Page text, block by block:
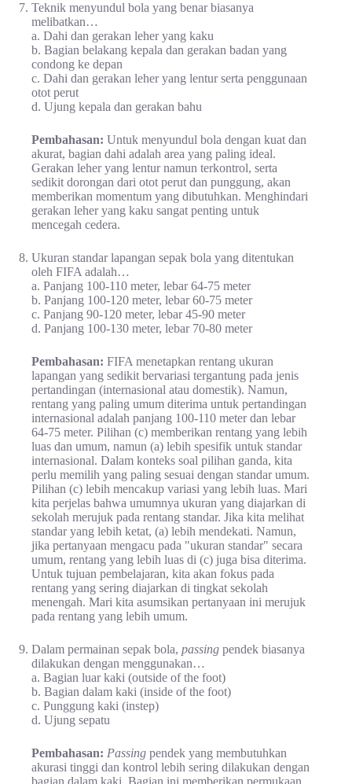
Teknik menyundul bola yang benar biasanya
melibatkan…
a. Dahi dan gerakan leher yang kaku
b. Bagian belakang kepala dan gerakan badan yang
condong ke depan
c. Dahi dan gerakan leher yang lentur serta penggunaan
otot perut
d. Ujung kepala dan gerakan bahu
Pembahasan: Untuk menyundul bola dengan kuat dan
akurat, bagian dahi adalah area yang paling ideal.
Gerakan leher yang lentur namun terkontrol, serta
sedikit dorongan dari otot perut dan punggung, akan
memberikan momentum yang dibutuhkan. Menghindari
gerakan leher yang kaku sangat penting untuk
mencegah cedera.
Ukuran standar lapangan sepak bola yang ditentukan
oleh FIFA adalah…
a. Panjang 100-110 meter, lebar 64-75 meter
b. Panjang 100-120 meter, lebar 60-75 meter
c. Panjang 90-120 meter, lebar 45-90 meter
d. Panjang 100-130 meter, lebar 70-80 meter
Pembahasan: FIFA menetapkan rentang ukuran
lapangan yang sedikit bervariasi tergantung pada jenis
pertandingan (internasional atau domestik). Namun,
rentang yang paling umum diterima untuk pertandingan
internasional adalah panjang 100-110 meter dan lebar
64-75 meter. Pilihan (c) memberikan rentang yang lebih
luas dan umum, namun (a) lebih spesifik untuk standar
internasional. Dalam konteks soal pilihan ganda, kita
perlu memilih yang paling sesuai dengan standar umum.
Pilihan (c) lebih mencakup variasi yang lebih luas. Mari
kita perjelas bahwa umumnya ukuran yang diajarkan di
sekolah merujuk pada rentang standar. Jika kita melihat
standar yang lebih ketat, (a) lebih mendekati. Namun,
jika pertanyaan mengacu pada "ukuran standar" secara
umum, rentang yang lebih luas di (c) juga bisa diterima.
Untuk tujuan pembelajaran, kita akan fokus pada
rentang yang sering diajarkan di tingkat sekolah
menengah. Mari kita asumsikan pertanyaan ini merujuk
pada rentang yang lebih umum.
Dalam permainan sepak bola, passing pendek biasanya
dilakukan dengan menggunakan…
a. Bagian luar kaki (outside of the foot)
b. Bagian dalam kaki (inside of the foot)
c. Punggung kaki (instep)
d. Ujung sepatu
Pembahasan: Passing pendek yang membutuhkan
akurasi tinggi dan kontrol lebih sering dilakukan dengan